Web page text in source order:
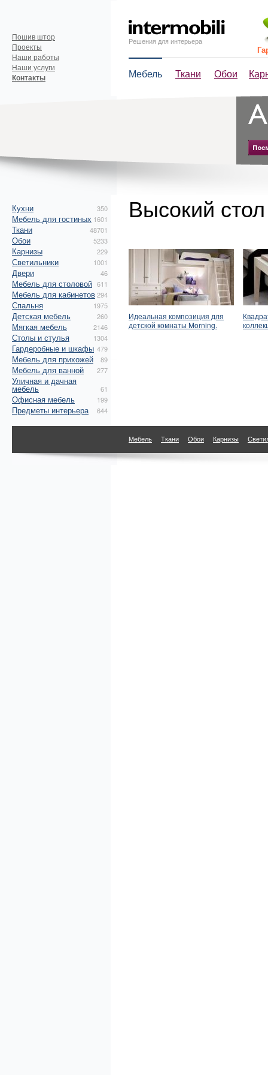
Решения для интерьера
Мебель Ткани Обои
Пошив штор
Проекты
Наши работы
Наши услуги
Контакты
Кухни 350
Мебель для гостиных 1601
Ткани 48701
Обои 5233
Карнизы 229
Светильники 1001
Двери 46
Мебель для столовой 611
Мебель для кабинетов294
Спальня 1975
Детская мебель 260
Мягкая мебель 2146
Столы и стулья 1304
Гардеробные и шкафы 479
Мебель для прихожей 89
Мебель для ванной 277
Уличная и дачная
мебель 61
Офисная мебель 199
Предметы интерьера 644
Высокий стол
Идеальная композиция для
детской комнаты Morning.
Мебель Ткани Обои Карнизы